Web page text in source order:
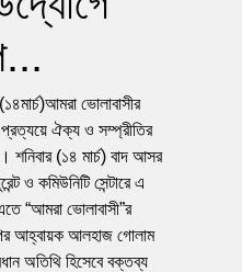
ভোলাবাসীর
ঐক্য ও সম্প্রীতির
শনিবার (১৪ মার্চ) বাদ আসর
ও কমিউনিটি সেন্টারে এ
“আমরা ভোলাবাসী”র
আহ্বায়ক আলহাজ গোলাম
অতিথি হিসেবে বক্তব্য